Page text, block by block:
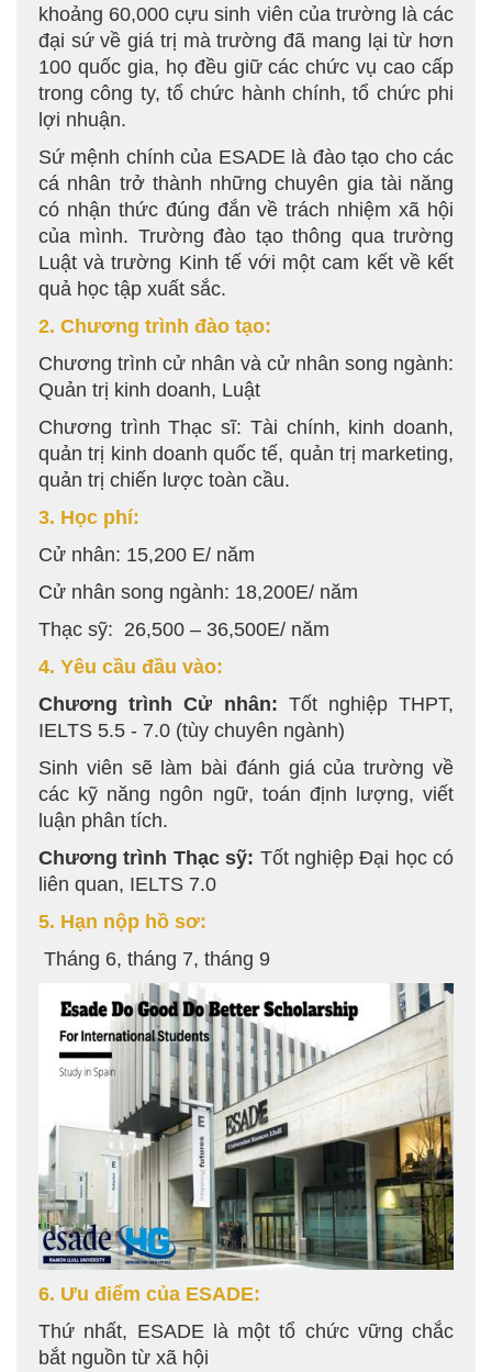
khoảng 60,000 cựu sinh viên của trường là các
đại sứ về giá trị mà trường đã mang lại từ hơn
100 quốc gia, họ đều giữ các chức vụ cao cấp
trong công ty, tổ chức hành chính, tổ chức phi
lợi nhuận.
Sứ mệnh chính của ESADE là đào tạo cho các
cá nhân trở thành những chuyên gia tài năng
có nhận thức đúng đắn về trách nhiệm xã hội
của mình. Trường đào tạo thông qua trường
Luật và trường Kinh tế với một cam kết về kết
quả học tập xuất sắc.
2. Chương trình đào tạo:
Chương trình cử nhân và cử nhân song ngành:
Quản trị kinh doanh, Luật
Chương trình Thạc sĩ: Tài chính, kinh doanh,
quản trị kinh doanh quốc tế, quản trị marketing,
quản trị chiến lược toàn cầu.
3. Học phí:
Cử nhân: 15,200 E/ năm
Cử nhân song ngành: 18,200E/ năm
Thạc sỹ: 26,500 – 36,500E/ năm
4. Yêu cầu đầu vào:
Chương trình Cử nhân: Tốt nghiệp THPT,
IELTS 5.5 - 7.0 (tùy chuyên ngành)
Sinh viên sẽ làm bài đánh giá của trường về
các kỹ năng ngôn ngữ, toán định lượng, viết
luận phân tích.
Chương trình Thạc sỹ: Tốt nghiệp Đại học có
liên quan, IELTS 7.0
5. Hạn nộp hồ sơ:
Tháng 6, tháng 7, tháng 9
6. Ưu điểm của ESADE:
Thứ nhất, ESADE là một tổ chức vững chắc
bắt nguồn từ xã hội